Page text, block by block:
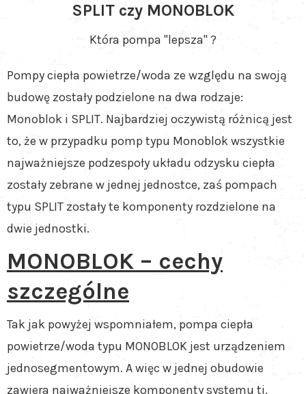
SPLIT czy MONOBLOK
Która pompa "lepsza" ?
Pompy ciepła powietrze/woda ze względu na swoją
budowę zostały podzielone na dwa rodzaje:
Monoblok i SPLIT. Najbardziej oczywistą różnicą jest
to, że w przypadku pomp typu Monoblok wszystkie
najważniejsze podzespoły układu odzysku ciepła
zostały zebrane w jednej jednostce, zaś pompach
typu SPLIT zostały te komponenty rozdzielone na
dwie jednostki.
MONOBLOK – cechy
szczególne
Tak jak powyżej wspomniałem, pompa ciepła
powietrze/woda typu MONOBLOK jest urządzeniem
jednosegmentowym. A więc w jednej obudowie
zawiera najważniejsze komponenty systemu tj.